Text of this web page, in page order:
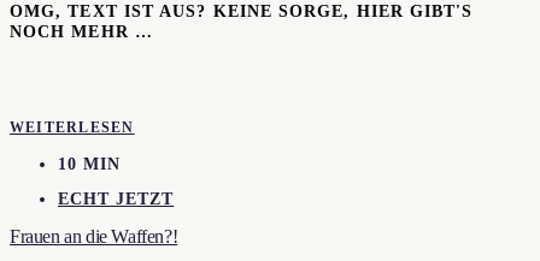
OMG, TEXT IST AUS? KEINE SORGE, HIER GIBT'S
NOCH MEHR …
WEITERLESEN
10 MIN
ECHT JETZT
Frauen an die Waffen?!